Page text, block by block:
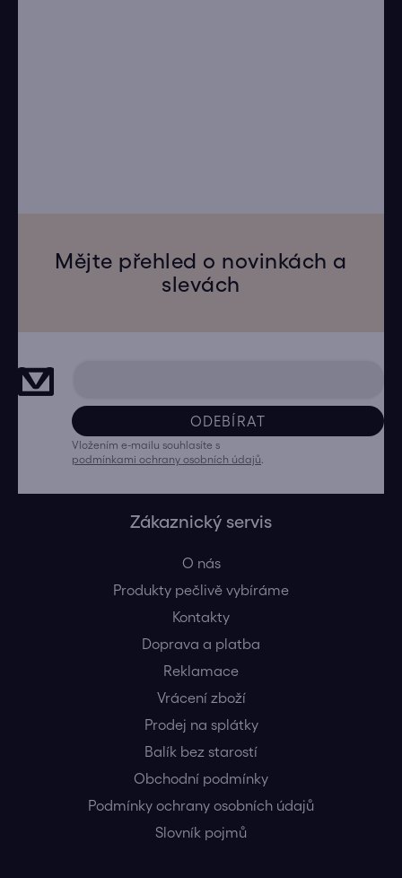
Mějte přehled o novinkách a
slevách
ODEBÍRAT
Vložením e-mailu souhlasíte s
podmínkami ochrany osobních údajů
Zákaznický servis
O nás
Produkty pečlivě vybíráme
Kontakty
Doprava a platba
Reklamace
Vrácení zboží
Prodej na splátky
Balík bez starostí
Obchodní podmínky
Podmínky ochrany osobních údajů
Slovník pojmů